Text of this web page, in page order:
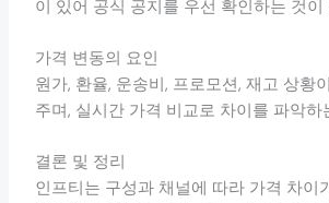
이 있어 공식 공지를 우선 확인하는 것이
가격 변동의 요인
원가, 환율, 운송비, 프로모션, 재고 상황
주며, 실시간 가격 비교로 차이를 파악하
결론 및 정리
인프티는 구성과 채널에 따라 가격 차이